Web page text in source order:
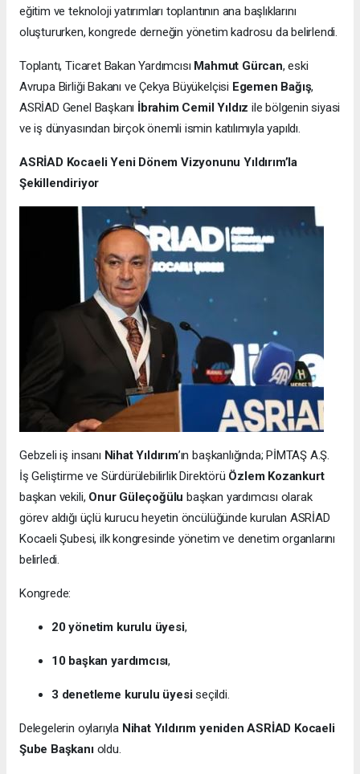
eğitim ve teknoloji yatırımları toplantının ana başlıklarını
oluştururken, kongrede derneğin yönetim kadrosu da belirlendi.
Toplantı, Ticaret Bakan Yardımcısı Mahmut Gürcan, eski
Avrupa Birliği Bakanı ve Çekya Büyükelçisi Egemen Bağış,
ASRİAD Genel Başkanı İbrahim Cemil Yıldız ile bölgenin siyasi
ve iş dünyasından birçok önemli ismin katılımıyla yapıldı.
ASRİAD Kocaeli Yeni Dönem Vizyonunu Yıldırım’la
Şekillendiriyor
Gebzeli iş insanı Nihat Yıldırım’ın başkanlığında; PİMTAŞ A.Ş.
İş Geliştirme ve Sürdürülebilirlik Direktörü Özlem Kozankurt
başkan vekili, Onur Güleçoğülu başkan yardımcısı olarak
görev aldığı üçlü kurucu heyetin öncülüğünde kurulan ASRİAD
Kocaeli Şubesi, ilk kongresinde yönetim ve denetim organlarını
belirledi.
Kongrede:
20 yönetim kurulu üyesi,
10 başkan yardımcısı,
3 denetleme kurulu üyesiseçildi.
Delegelerin oylarıyla Nihat Yıldırım yeniden ASRİAD Kocaeli
Şube Başkanıoldu.